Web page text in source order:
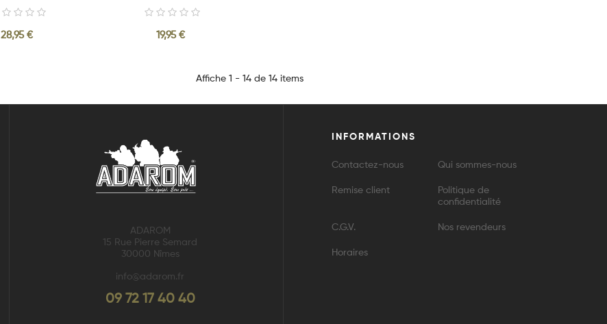
28,95 € 19,95 €
Affiche 1 - 14 de 14 items
ADAROM
15 Rue Pierre Semard
30000 Nîmes
info@adarom.fr
09 72 17 40 40
INFORMATIONS
Contactez-nous Qui sommes-nous
Remise client
Politique de
confidentialité
C.G.V. Nos revendeurs
Horaires